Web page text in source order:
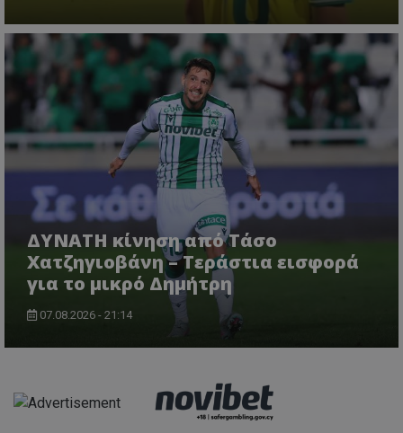
ΔΥΝΑΤΗ κίνηση από Τάσο
Χατζηγιοβάνη – Τεράστια εισφορά
για το μικρό Δημήτρη
07.08.2026 - 21:14